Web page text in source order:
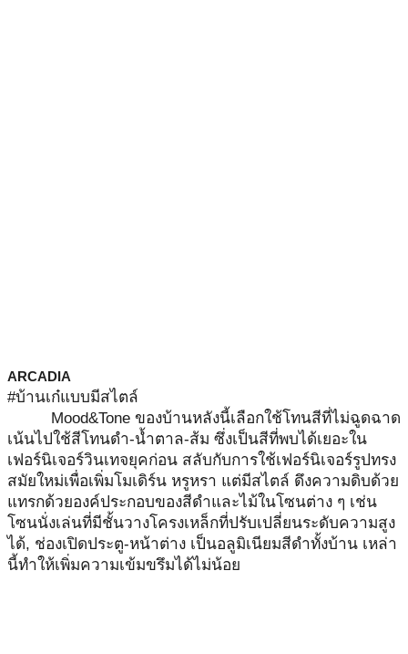
ARCADIA
#บ้านเก๋แบบมีสไตล์
Mood&Tone ของบ้านหลังนี้เลือกใช้โทนสีที่ไม่ฉูดฉาด
เน้นไปใช้สีโทนดำ-น้ำตาล-ส้ม ซึ่งเป็นสีที่พบได้เยอะใน
เฟอร์นิเจอร์วินเทจยุคก่อน สลับกับการใช้เฟอร์นิเจอร์รูปทรง
สมัยใหม่เพื่อเพิ่มโมเดิร์น หรูหรา แต่มีสไตล์ ดึงความดิบด้วย
แทรกด้วยองค์ประกอบของสีดำและไม้ในโซนต่าง ๆ เช่น
โซนนั่งเล่นที่มีชั้นวางโครงเหล็กที่ปรับเปลี่ยนระดับความสูง
ได้, ช่องเปิดประตู-หน้าต่าง เป็นอลูมิเนียมสีดำทั้งบ้าน เหล่า
นี้ทำให้เพิ่มความเข้มขรึมได้ไม่น้อย